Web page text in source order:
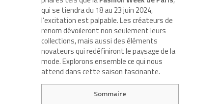
qui se tiendra du 18 au 23 juin 2024,
l’excitation est palpable. Les créateurs de
renom dévoileront non seulement leurs
collections, mais aussi des éléments
novateurs qui redéfiniront le paysage de la
mode. Explorons ensemble ce qui nous
attend dans cette saison fascinante.
Sommaire